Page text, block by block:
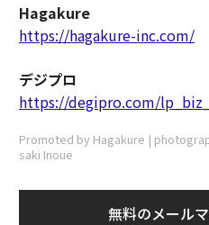
Hagakure
https://hagakure-inc.com/
デジプロ
https://degipro.com/
Promoted by Hagakure |
saki Inoue
無料のメール